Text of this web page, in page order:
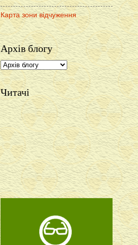
Карта зони відчуження
Архів блогу
Читачі